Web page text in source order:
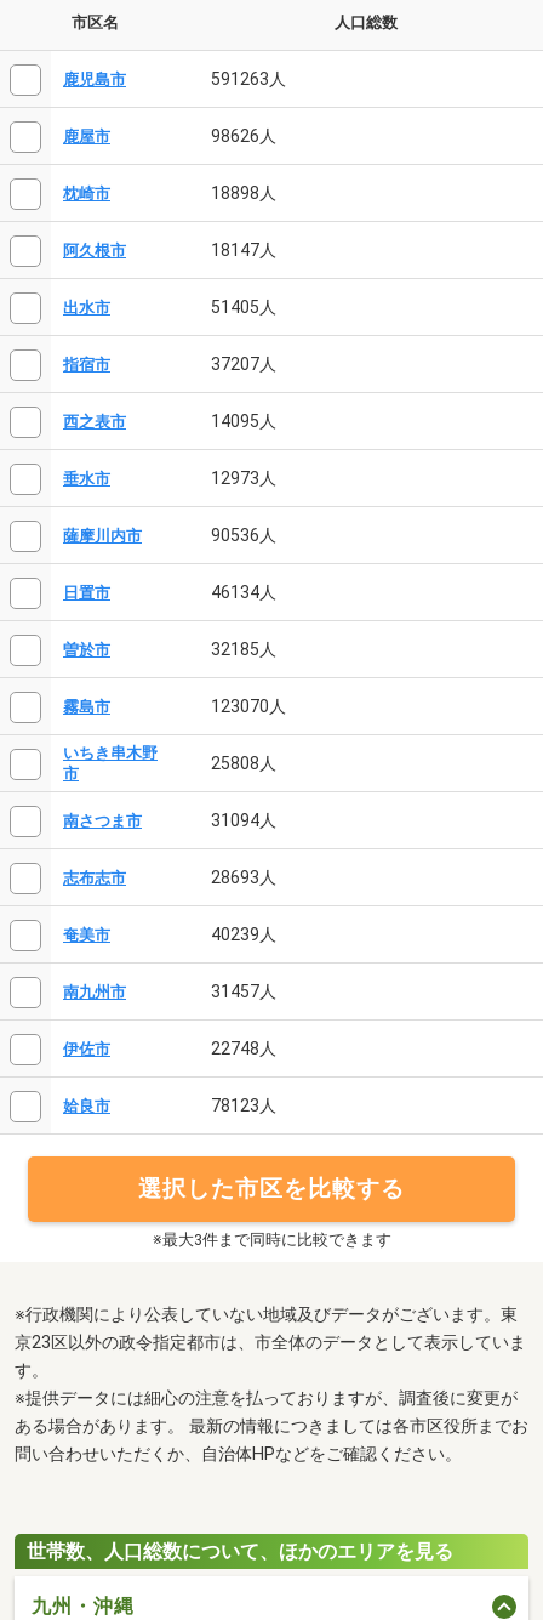
市区名 人口総数
鹿児島市 591263人
鹿屋市 98626人
枕崎市 18898人
阿久根市 18147人
出水市 51405人
指宿市 37207人
西之表市 14095人
垂水市 12973人
薩摩川内市 90536人
日置市 46134人
曽於市 32185人
霧島市 123070人
いちき串木野
市
25808人
南さつま市 31094人
志布志市 28693人
奄美市 40239人
南九州市 31457人
伊佐市 22748人
姶良市 78123人
選択した市区を比較する
※最大3件まで同時に比較できます
※行政機関により公表していない地域及びデータがございます。東
京23区以外の政令指定都市は、市全体のデータとして表示していま
す。
※提供データには細心の注意を払っておりますが、調査後に変更が
ある場合があります。 最新の情報につきましては各市区役所までお
問い合わせいただくか、自治体HPなどをご確認ください。
世帯数、人口総数について、ほかのエリアを見る
九州・沖縄